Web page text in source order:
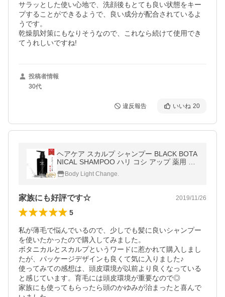
サラッとした使い心地で、洗顔後もとても良い状態をキー
プすることができるようで、良い成分が配合されているよ
うです。
乾燥肌対策にもなりそうなので、これなら続けて使用でき
てうれしいですね!
投稿者情報
30代
違反報告 いいね 20
ヘアケア スカルプ シャンプー BLACK BOTA
NICAL SHAMPOO ハリ コシ アップ 薬用 メ
ンズ レディース 大容量400ml 送料無料 [医
薬部外品] REQST DIO
Body Light Change.
家族にも好評です☆ 2019/11/26
5
私が薄毛で悩んでいるので、少しでも髪に良いシャンプー
を使いたかったので購入してみました。
ボタニカルとスカルプというワードに惹かれて購入しまし
たが、パッケージデザインも良くて気に入りました♪
使ってみての感想は、頭皮環境が以前より良くなっている
と感じています。育毛には頭皮環境が重要なので◎
家族にも使ってもらったら頭のかゆみが治まったと喜んで